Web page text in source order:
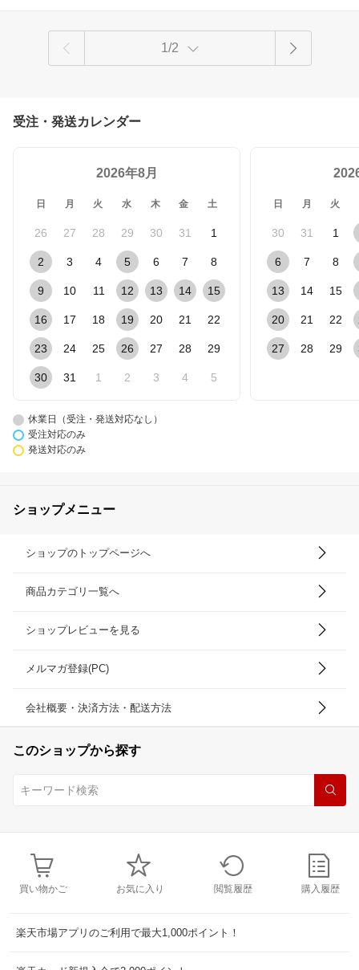
1/2
受注・発送カレンダー
2026年8月
日 月 火 水 木 金 土
26 27 28 29 30 31 1
2 3 4 5 6 7 8
9 10 11 12 13 14 15
16 17 18 19 20 21 22
23 24 25 26 27 28 29
30 31 1 2 3 4 5
日 月 火
30 31 1
6 7 8
13 14 15
20 21 22
27 28 29
休業日（受注・発送対応なし）
受注対応のみ
発送対応のみ
ショップメニュー
ショップのトップページへ
商品カテゴリ一覧へ
ショップレビューを見る
メルマガ登録(PC)
会社概要・決済方法・配送方法
このショップから探す
買い物かご お気に入り 閲覧履歴 購入履歴
楽天市場アプリのご利用で最大1,000ポイント！